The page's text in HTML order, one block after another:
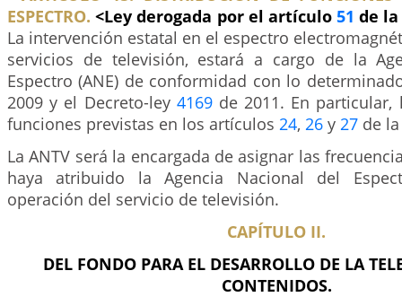
ESPECTRO. <Ley derogada por el artículo51 de la
La intervención estatal en el espectro
servicios de televisión, estará a cargo de la
Espectro (ANE) de conformidad con lo
2009 y el Decreto-ley 4169de 2011. En particular,
funciones previstas en los artículos 24, 26 y 27 de
La ANTV será la encargada de asignar las
haya atribuido la Agencia Nacional del
operación del servicio de televisión.
CAPÍTULO II.
DEL FONDO PARA EL DESARROLLO DE LA
CONTENIDOS.